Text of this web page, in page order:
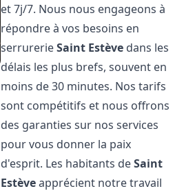
et 7j/7. Nous nous engageons à
répondre à vos besoins en
serrurerieSaint Estève dans les
délais les plus brefs, souvent en
moins de 30 minutes. Nos tarifs
sont compétitifs et nous offrons
des garanties sur nos services
pour vous donner la paix
d'esprit. Les habitants deSaint
Estèveapprécient notre travail